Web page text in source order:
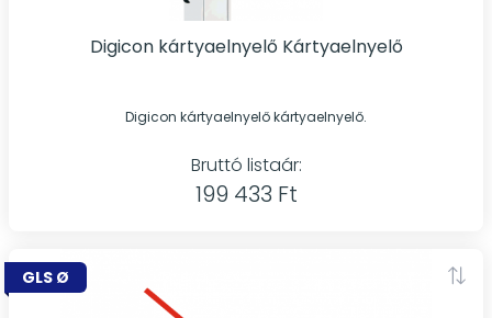
Digicon kártyaelnyelő Kártyaelnyelő
Digicon kártyaelnyelő kártyaelnyelő.
Bruttó listaár:
199 433 Ft
GLS Ø